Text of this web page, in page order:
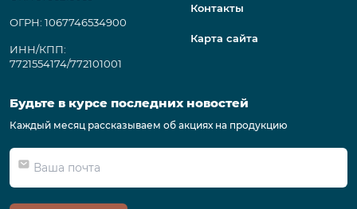
ОГРН: 1067746534900
ИНН/КПП:
7721554174/772101001
Контакты
Карта сайта
Будьте в курсе последних новостей
Каждый месяц рассказываем об акциях на продукцию